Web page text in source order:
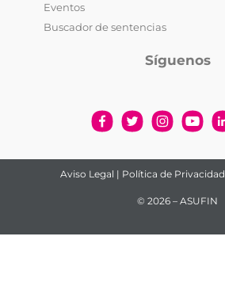
Eventos
Buscador de sentencias
Síguenos
Aviso Legal | Política de Privacidad
© 2026 – ASUFIN